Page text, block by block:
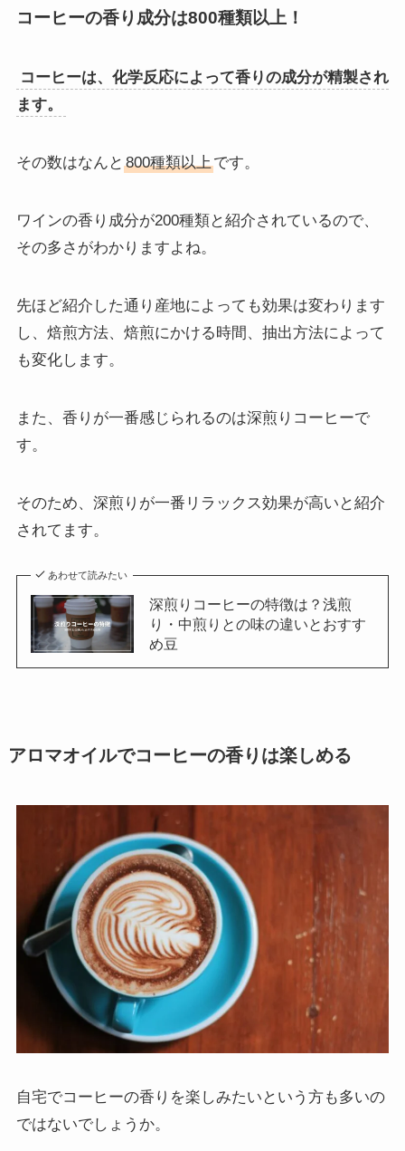
コーヒーの香り成分は800種類以上！
コーヒーは、化学反応によって香りの成分が精製され
ます。
その数はなんと 800種類以上です。
ワインの香り成分が200種類と紹介されているので、
その多さがわかりますよね。
先ほど紹介した通り産地によっても効果は変わります
し、焙煎方法、焙煎にかける時間、抽出方法によって
も変化します。
また、香りが一番感じられるのは深煎りコーヒーで
す。
そのため、深煎りが一番リラックス効果が高いと紹介
されてます。
あわせて読みたい
深煎りコーヒーの特徴は？浅煎
り・中煎りとの味の違いとおすす
め豆
アロマオイルでコーヒーの香りは楽しめる
自宅でコーヒーの香りを楽しみたいという方も多いの
ではないでしょうか。